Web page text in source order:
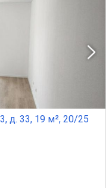
д. 33, 19 м², 20/25